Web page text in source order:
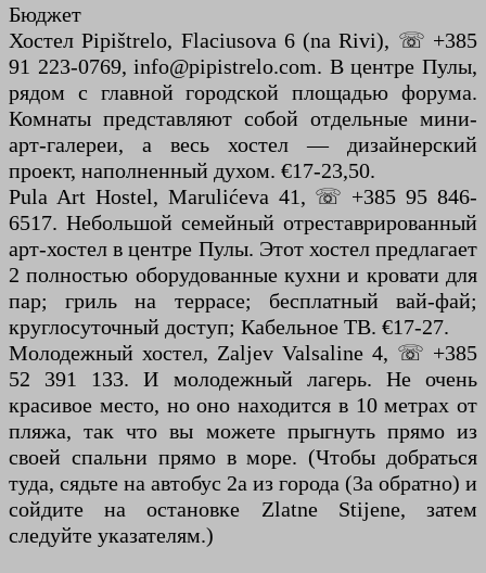
Бюджет
Хостел Pipištrelo, Flaciusova 6 (na Rivi), ☏ +385
91 223-0769, info@pipistrelo.com. В центре Пулы,
рядом с главной городской площадью форума.
Комнаты представляют собой отдельные мини-
арт-галереи, а весь хостел — дизайнерский
проект, наполненный духом. €17-23,50.
Pula Art Hostel, Marulićeva 41, ☏ +385 95 846-
6517. Небольшой семейный отреставрированный
арт-хостел в центре Пулы. Этот хостел предлагает
2 полностью оборудованные кухни и кровати для
пар; гриль на террасе; бесплатный вай-фай;
круглосуточный доступ; Кабельное ТВ. €17-27.
Молодежный хостел, Zaljev Valsaline 4, ☏ +385
52 391 133. И молодежный лагерь. Не очень
красивое место, но оно находится в 10 метрах от
пляжа, так что вы можете прыгнуть прямо из
своей спальни прямо в море. (Чтобы добраться
туда, сядьте на автобус 2а из города (3а обратно) и
сойдите на остановке Zlatne Stijene, затем
следуйте указателям.)